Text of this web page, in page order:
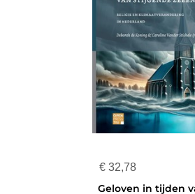
€ 32,78